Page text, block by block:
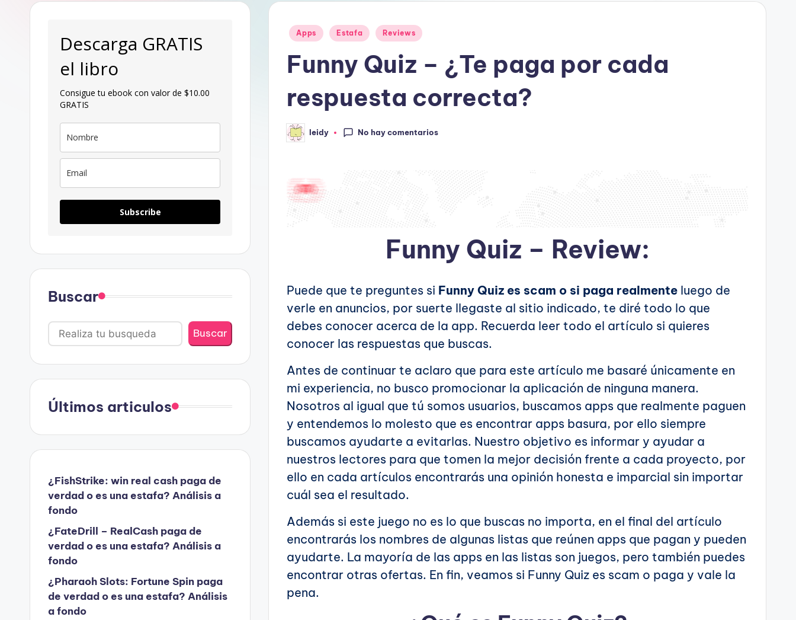
Publicado
Apps Estafa Reviews
Funny Quiz – ¿Te paga por cada
respuesta correcta?
Publicado
por
leidy No hay comentarios
Funny Quiz – Review:
Puede que te preguntes si Funny Quiz es scam o si paga realmente luego de
verle en anuncios, por suerte llegaste al sitio indicado, te diré todo lo que
debes conocer acerca de la app. Recuerda leer todo el artículo si quieres
conocer las respuestas que buscas.
Antes de continuar te aclaro que para este artículo me basaré únicamente en
mi experiencia, no busco promocionar la aplicación de ninguna manera.
Nosotros al igual que tú somos usuarios, buscamos apps que realmente paguen
y entendemos lo molesto que es encontrar apps basura, por ello siempre
buscamos ayudarte a evitarlas. Nuestro objetivo es informar y ayudar a
nuestros lectores para que tomen la mejor decisión frente a cada proyecto, por
ello en cada artículos encontrarás una opinión honesta e imparcial sin importar
cuál sea el resultado.
Además si este juego no es lo que buscas no importa, en el final del artículo
encontrarás los nombres de algunas listas que reúnen apps que pagan y pueden
ayudarte. La mayoría de las apps en las listas son juegos, pero también puedes
encontrar otras ofertas. En fin, veamos si Funny Quiz es scam o paga y vale la
pena.
Descarga GRATIS
el libro
Consigue tu ebook con valor de $10.00
GRATIS
Subscribe
Buscar
Buscar
Últimos articulos
¿FishStrike: win real cash paga de
verdad o es una estafa? Análisis a
fondo
¿FateDrill – RealCash paga de
verdad o es una estafa? Análisis a
fondo
¿Pharaoh Slots: Fortune Spin paga
de verdad o es una estafa? Análisis
a fondo